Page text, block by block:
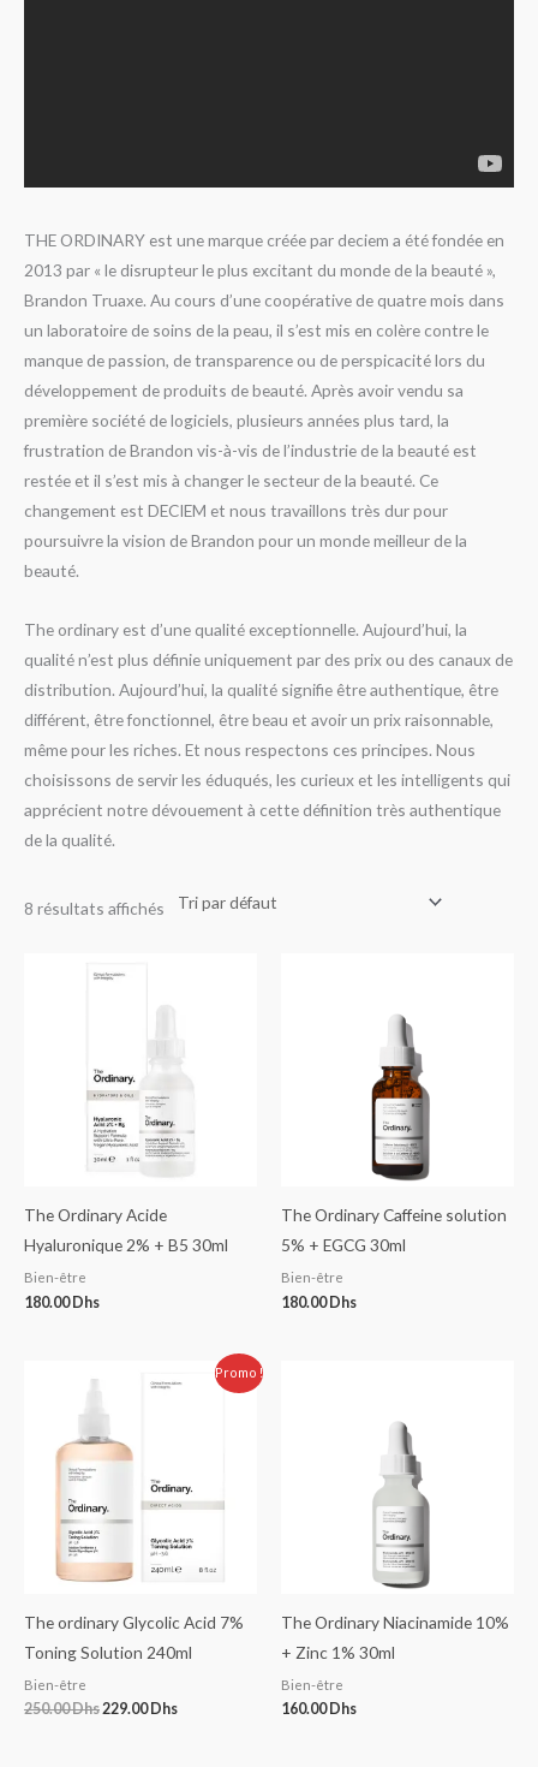
THE ORDINARY est une marque créée par deciem a été fondée en
2013 par « le disrupteur le plus excitant du monde de la beauté »,
Brandon Truaxe. Au cours d’une coopérative de quatre mois dans
un laboratoire de soins de la peau, il s’est mis en colère contre le
manque de passion, de transparence ou de perspicacité lors du
développement de produits de beauté. Après avoir vendu sa
première société de logiciels, plusieurs années plus tard, la
frustration de Brandon vis-à-vis de l’industrie de la beauté est
restée et il s’est mis à changer le secteur de la beauté. Ce
changement est DECIEM et nous travaillons très dur pour
poursuivre la vision de Brandon pour un monde meilleur de la
beauté.
The ordinary est d’une qualité exceptionnelle. Aujourd’hui, la
qualité n’est plus définie uniquement par des prix ou des canaux de
distribution. Aujourd’hui, la qualité signifie être authentique, être
différent, être fonctionnel, être beau et avoir un prix raisonnable,
même pour les riches. Et nous respectons ces principes. Nous
choisissons de servir les éduqués, les curieux et les intelligents qui
apprécient notre dévouement à cette définition très authentique
de la qualité.
8 résultats affichés
The Ordinary Acide
Hyaluronique 2% + B5 30ml
Bien-être
180.00Dhs
The Ordinary Caffeine solution
5% + EGCG 30ml
Bien-être
180.00Dhs
Promo !
The ordinary Glycolic Acid 7%
Toning Solution 240ml
Bien-être
250.00Dhs
250.00 Dhs.
229.00 Dhs
prix
The Ordinary Niacinamide 10%
+ Zinc 1% 30ml
Bien-être
160.00 Dhs